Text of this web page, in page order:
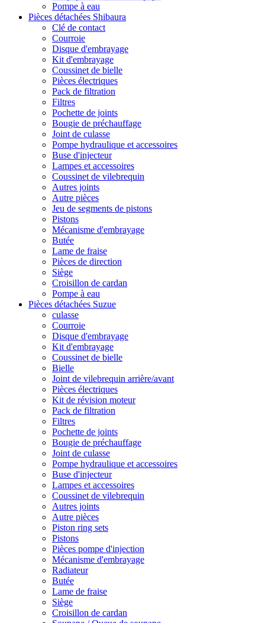
Pompe à eau
Pièces détachées Shibaura
Clé de contact
Courroie
Disque d'embrayage
Kit d'embrayage
Coussinet de bielle
Pièces électriques
Pack de filtration
Filtres
Pochette de joints
Bougie de préchauffage
Joint de culasse
Pompe hydraulique et accessoires
Buse d'injecteur
Lampes et accessoires
Coussinet de vilebrequin
Autres joints
Autre pièces
Jeu de segments de pistons
Pistons
Mécanisme d'embrayage
Butée
Lame de fraise
Pièces de direction
Siège
Croisillon de cardan
Pompe à eau
Pièces détachées Suzue
culasse
Courroie
Disque d'embrayage
Kit d'embrayage
Coussinet de bielle
Bielle
Joint de vilebrequin arrière/avant
Pièces électriques
Kit de révision moteur
Pack de filtration
Filtres
Pochette de joints
Bougie de préchauffage
Joint de culasse
Pompe hydraulique et accessoires
Buse d'injecteur
Lampes et accessoires
Coussinet de vilebrequin
Autres joints
Autre pièces
Piston ring sets
Pistons
Pièces pompe d'injection
Mécanisme d'embrayage
Radiateur
Butée
Lame de fraise
Siège
Croisillon de cardan